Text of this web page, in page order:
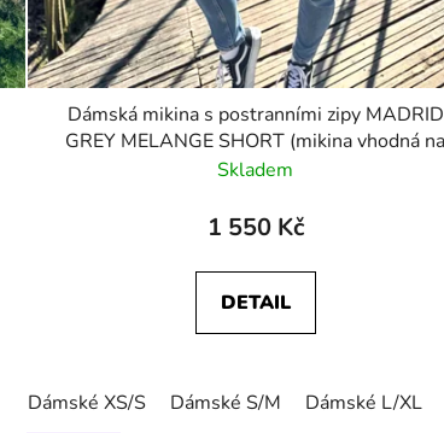
Dámská mikina s postranními zipy MADRID
GREY MELANGE SHORT (mikina vhodná na
kojení i jako těhotenská)
Skladem
1 550 Kč
DETAIL
Dámské XS/S Dámské S/M Dámské L/XL